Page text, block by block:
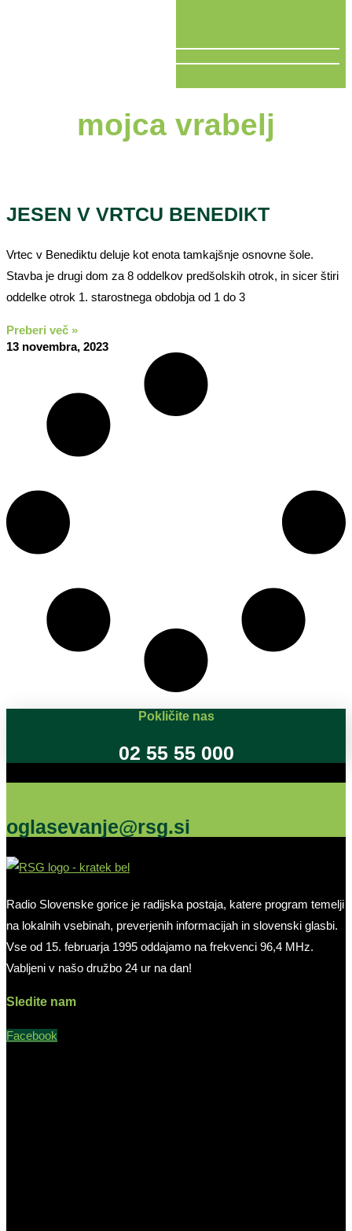
mojca vrabelj
JESEN V VRTCU BENEDIKT
Vrtec v Benediktu deluje kot enota tamkajšnje osnovne šole.
Stavba je drugi dom za 8 oddelkov predšolskih otrok, in sicer štiri
oddelke otrok 1. starostnega obdobja od 1 do 3
Preberi več »
13 novembra, 2023
Pokličite nas
02 55 55 000
oglasevanje@rsg.si
Radio Slovenske gorice je radijska postaja, katere program temelji
na lokalnih vsebinah, preverjenih informacijah in slovenski glasbi.
Vse od 15. februarja 1995 oddajamo na frekvenci 96,4 MHz.
Vabljeni v našo družbo 24 ur na dan!
Sledite nam
Facebook